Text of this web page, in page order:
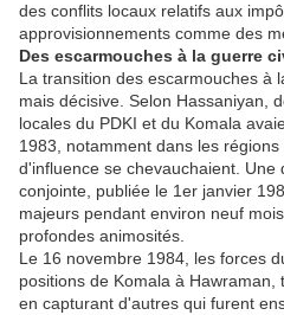
des conflits locaux relatifs aux
approvisionnements comme des
Des escarmouches à la guerre
La transition des escarmouches à
mais décisive. Selon Hassaniyan,
locales du PDKI et du Komala
1983, notamment dans les
d'influence se chevauchaient. Une
conjointe, publiée le 1er janvier
majeurs pendant environ neuf
profondes animosités.
Le 16 novembre 1984, les forces
positions de Komala à
en capturant d'autres qui furent